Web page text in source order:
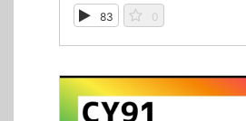
83 0